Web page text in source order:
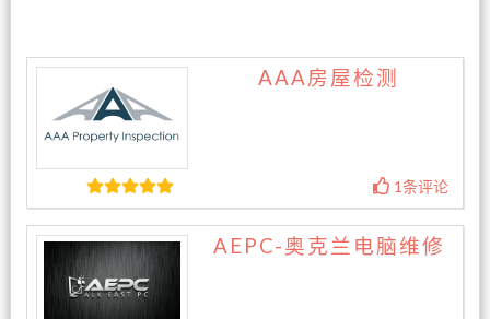
AAA房屋检测
1条评论
AEPC-奥克兰电脑维修